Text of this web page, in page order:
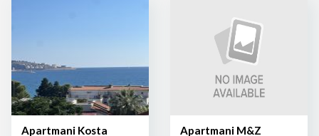
Apartmani Kosta Apartmani M&Z